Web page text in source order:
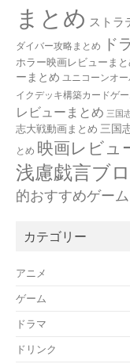
まとめ ストラ
ダイバー攻略まとめ ド
ホラー映画レビューまと
ーまとめ ユニコーンオ
イクデッキ構築カードゲ
レビューまとめ 三国
志大戦動画まとめ 三国
とめ 映画レビュ
浅慮戯言ブ
的おすすめゲー
カテゴリー
アニメ
ゲーム
ドラマ
ドリンク